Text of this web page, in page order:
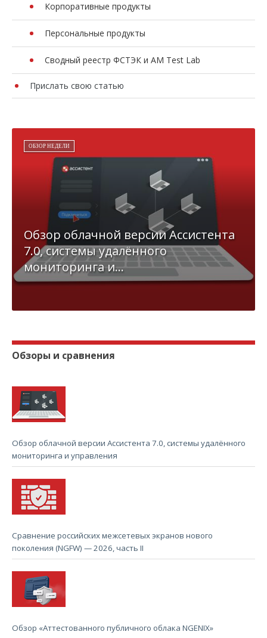
Корпоративные продукты
Персональные продукты
Сводный реестр ФСТЭК и AM Test Lab
Прислать свою статью
ОБЗОР НЕДЕЛИ
Обзор облачной версии Ассистента
7.0, системы удалённого
мониторинга и...
Обзоры и сравнения
Обзор облачной версии Ассистента 7.0, системы удалённого
мониторинга и управления
Сравнение российских межсетевых экранов нового
поколения (NGFW) — 2026, часть II
Обзор «Аттестованного публичного облака NGENIX»